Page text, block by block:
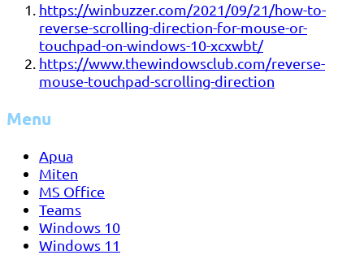
https://winbuzzer.com/2021/09/21/how-to-
reverse-scrolling-direction-for-mouse-or-
touchpad-on-windows-10-xcxwbt/
https://www.thewindowsclub.com/reverse-
mouse-touchpad-scrolling-direction
Menu
Apua
Miten
MS Office
Teams
Windows 10
Windows 11